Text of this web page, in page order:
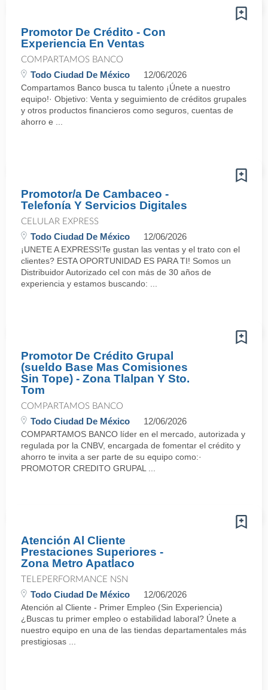
Promotor De Crédito - Con
Experiencia En Ventas
COMPARTAMOS BANCO
Todo Ciudad De México 12/06/2026
Compartamos Banco busca tu talento ¡Únete a nuestro
equipo!· Objetivo: Venta y seguimiento de créditos grupales
y otros productos financieros como seguros, cuentas de
ahorro e ...
Promotor/a De Cambaceo -
Telefonía Y Servicios Digitales
CELULAR EXPRESS
Todo Ciudad De México 12/06/2026
¡UNETE A EXPRESS!Te gustan las ventas y el trato con el
clientes? ESTA OPORTUNIDAD ES PARA TI! Somos un
Distribuidor Autorizado cel con más de 30 años de
experiencia y estamos buscando: ...
Promotor De Crédito Grupal
(sueldo Base Mas Comisiones
Sin Tope) - Zona Tlalpan Y Sto.
Tom
COMPARTAMOS BANCO
Todo Ciudad De México 12/06/2026
COMPARTAMOS BANCO líder en el mercado, autorizada y
regulada por la CNBV, encargada de fomentar el crédito y
ahorro te invita a ser parte de su equipo como:·
PROMOTOR CREDITO GRUPAL ...
Atención Al Cliente
Prestaciones Superiores -
Zona Metro Apatlaco
TELEPERFORMANCE NSN
Todo Ciudad De México 12/06/2026
Atención al Cliente - Primer Empleo (Sin Experiencia)
¿Buscas tu primer empleo o estabilidad laboral? Únete a
nuestro equipo en una de las tiendas departamentales más
prestigiosas ...